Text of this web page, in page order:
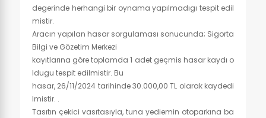
degerinde herhangi bir oynama yapılmadıgı tespit edil
mistir.
Aracın yapılan hasar sorgulaması sonucunda; Sigorta
Bilgi ve Gözetim Merkezi
kayıtlarına göre toplamda 1 adet geçmis hasar kaydı o
ldugu tespit edilmistir. Bu
hasar, 26/11/2024 tarihinde 30.000,00 TL olarak kaydedi
lmistir. .
Tasıtın çekici vasıtasıyla, tuna yediemin otoparkına ba